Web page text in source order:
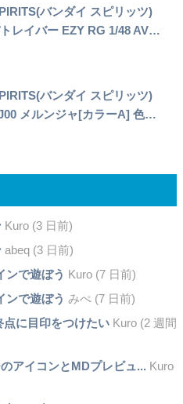
バンダイ スピリッツ)
レイバー EZY RG 1/48 AV…
バンダイ スピリッツ)
メルンジャ[カラーA] 色…
Kuro (3 日前)
abeq (3 日前)
ンで遊ぼう Kuro (7 日前)
ンで遊ぼう みぺ (7 日前)
点に目印をつけたいKuro (2 週間
アイコンとMDプレビュ... Kuro